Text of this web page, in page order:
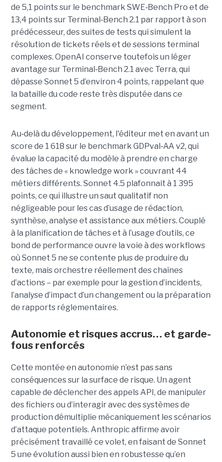
de 5,1 points sur le benchmark SWE‑Bench Pro et de
13,4 points sur Terminal‑Bench 2.1 par rapport à son
prédécesseur, des suites de tests qui simulent la
résolution de tickets réels et de sessions terminal
complexes. OpenAI conserve toutefois un léger
avantage sur Terminal‑Bench 2.1 avec Terra, qui
dépasse Sonnet 5 d’environ 4 points, rappelant que
la bataille du code reste très disputée dans ce
segment.
Au‑delà du développement, l'éditeur met en avant un
score de 1 618 sur le benchmark GDPval‑AA v2, qui
évalue la capacité du modèle à prendre en charge
des tâches de « knowledge work » couvrant 44
métiers différents. Sonnet 4.5 plafonnait à 1 395
points, ce qui illustre un saut qualitatif non
négligeable pour les cas d’usage de rédaction,
synthèse, analyse et assistance aux métiers. Couplé
à la planification de tâches et à l’usage d’outils, ce
bond de performance ouvre la voie à des workflows
où Sonnet 5 ne se contente plus de produire du
texte, mais orchestre réellement des chaînes
d’actions – par exemple pour la gestion d’incidents,
l’analyse d’impact d’un changement ou la préparation
de rapports réglementaires.
Autonomie et risques accrus… et garde-
fous renforcés
Cette montée en autonomie n’est pas sans
conséquences sur la surface de risque. Un agent
capable de déclencher des appels API, de manipuler
des fichiers ou d’interagir avec des systèmes de
production démultiplie mécaniquement les scénarios
d’attaque potentiels. Anthropic affirme avoir
précisément travaillé ce volet, en faisant de Sonnet
5 une évolution aussi bien en robustesse qu’en